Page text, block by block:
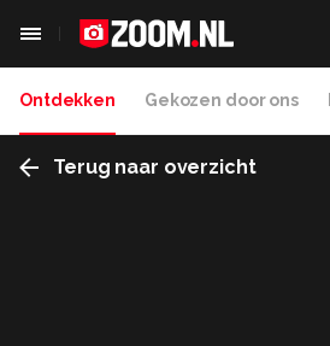
Ontdekken Gekozen door ons
Terug naar overzicht